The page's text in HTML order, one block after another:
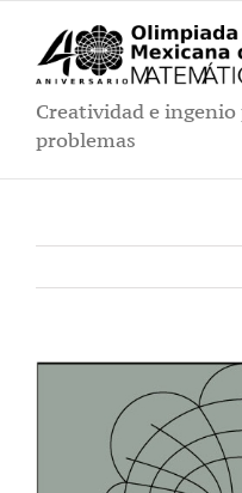
contenido
Creatividad e
problemas